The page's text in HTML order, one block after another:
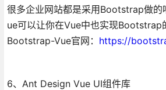
很多企业网站都是采用Bootstrap做
ue可以让你在Vue中也实现Bootstrap
Bootstrap-Vue官网： https://
6、Ant Design Vue UI组件库